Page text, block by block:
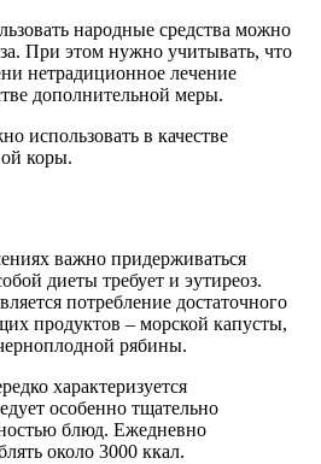
народные средства можно
При этом нужно учитывать, что
нетрадиционное лечение
дополнительной меры.
использовать в качестве
коры.
важно придерживаться
диеты требует и эутиреоз.
потребление достаточного
продуктов – морской капусты,
рябины.
характеризуется
особенно тщательно
блюд. Ежедневно
около 3000 ккал.